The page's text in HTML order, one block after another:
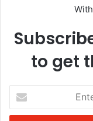
to get
your
Email